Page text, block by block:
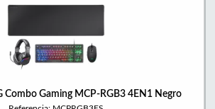
Combo Gaming MCP-RGB3 4EN1 Negro